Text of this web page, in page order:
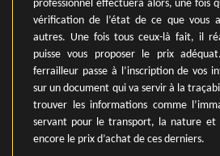
professionnel effectuera alors, une fois
vérification de l’état de ce que vous
autres. Une fois tous ceux-là fait, il
puisse vous proposer le prix
ferrailleur passe à l’inscription de vos
sur un document qui va servir à la
trouver les informations comme
servant pour le transport, la nature et
encore le prix d’achat de ces derniers.